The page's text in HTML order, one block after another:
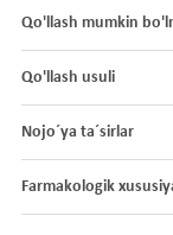
Qo'llash mumkin
Qo'llash usuli
Nojo´ya ta´sirlar
Farmakologik